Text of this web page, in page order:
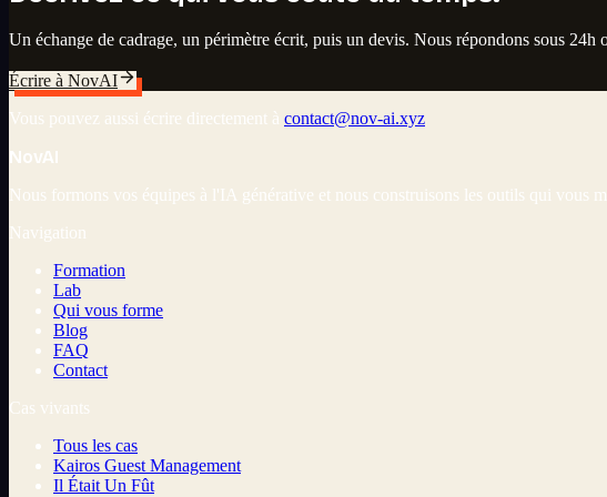
Un échange de cadrage, un périmètre écrit, puis un devis. Nous répondons sous 24h
Écrire à NovAI
Vous pouvez aussi écrire directement à contact@nov-ai.xyz
NovAI
Nous formons vos équipes à l'IA générative et nous construisons les outils qui vous
Navigation
Formation
Lab
Qui vous forme
Blog
FAQ
Contact
Cas vivants
Tous les cas
Kairos Guest Management
Il Était Un Fût